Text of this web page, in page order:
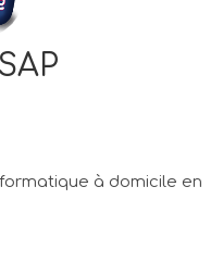
à domicile en